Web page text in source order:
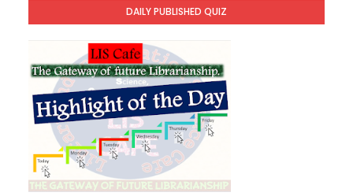
KVS Exam-Current Affairs Quiz (SET-9) in Hindi
DAILY PUBLISHED QUIZ